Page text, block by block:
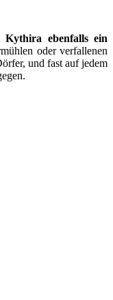
ebenfalls ein
oder verfallenen
und fast auf jedem